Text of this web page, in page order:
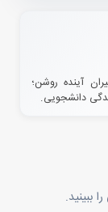
آینده روشن؛
دانشجویی.
ببینید.